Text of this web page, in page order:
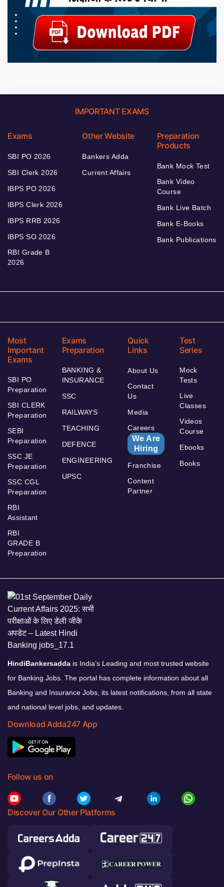
IMPORTANT EXAMS
Exams
SBI PO 2026
SBI Clerk 2026
IBPS PO 2026
IBPS Clerk 2026
IBPS RRB 2026
IBPS SO 2026
RBI Grade B
2026
Other Website
Bankers Adda
Current Affairs
Preparation
Products
Bank Mock Test
Bank Video
Course
Bank Live Batch
Bank E-Books
Bank Publications
Most
Important
Exams
SBI PO
Preparation
SBI CLERK
Preparation
SEBI
Preparation
SSC JE
Preparation
SSC CGL
Preparation
RBI
Assistant
RBI
GRADE B
Preparation
Exams
Preparation
BANKING &
INSURANCE
SSC
RAILWAYS
TEACHING
DEFENCE
ENGINEERING
UPSC
Quick
Links
About Us
Contact
Us
Media
Careers
We Are
Hiring
Franchise
Content
Partner
Test
Series
Mock
Tests
Live
Classes
Videos
Course
Ebooks
Books
HindiBankersadda is India’s Leading and most trusted website
for Banking Jobs. The portal has complete information about all
Banking and Insurance Jobs, its latest notifications, from all state
and national level jobs, and updates.
Download Adda247 App
Follow us on
Discover Our Other Platforms